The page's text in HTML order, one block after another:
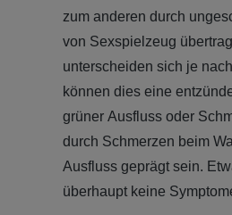
zum anderen durch
von Sexspielzeug
unterscheiden sich je
können dies eine
grüner Ausfluss oder
durch Schmerzen beim
Ausfluss geprägt sein.
überhaupt keine